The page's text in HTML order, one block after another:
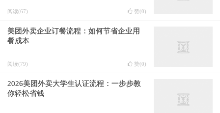
阅读(67) 赞(0)
美团外卖企业订餐流程：如何节省企业用
餐成本
阅读(79) 赞(0)
2026美团外卖大学生认证流程：一步步教
你轻松省钱